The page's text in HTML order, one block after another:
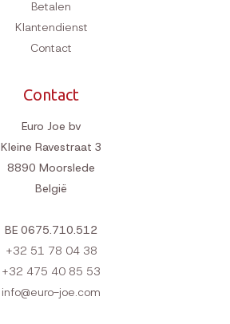
Betalen
Klantendienst
Contact
Contact
Euro Joe bv
Kleine Ravestraat 3
8890 Moorslede
België
BE 0675.710.512
+32 51 78 04 38
+32 475 40 85 53
info@euro-joe.com